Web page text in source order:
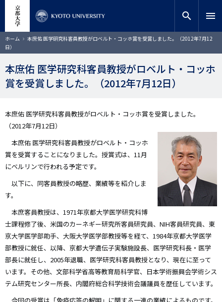
コ
ン
テ
ン
ツ
に
サイト内検索
検索
search menu
ホーム
本庶佑 医学研究科客員教授がロベルト・コッホ賞を受賞しました。（2012年7月12
日）
本庶佑 医学研究科客員教授がロベルト・コッホ
賞を受賞しました。（2012年7月12日）
本庶佑 医学研究科客員教授がロベルト・コッホ賞を受賞しました。
（2012年7月12日）
本庶佑 医学研究科客員教授がロベルト・コッホ
賞を受賞することになりました。授賞式は、11月
にベルリンで行われる予定です。
以下に、同客員教授の略歴、業績等を紹介しま
す。
本庶客員教授は、1971年京都大学医学研究科博
士課程修了後、米国のカーネギー研究所客員研究員、NIH客員研究員、東
京大学医学部助手、大阪大学医学部教授等を経て、1984年京都大学医学
部教授に就任、以降、京都大学遺伝子実験施設長、医学研究科長・医学
部長に就任し、2005年退職、医学研究科客員教授となり、現在に至って
います。その他、文部科学省高等教育局科学官、日本学術振興会学術シス
テム研究センター所長、内閣府総合科学技術会議議員を歴任しています。